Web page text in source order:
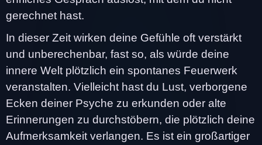
gerechnet hast.
In dieser Zeit wirken deine Gefühle oft verstärkt
und unberechenbar, fast so, als würde deine
innere Welt plötzlich ein spontanes Feuerwerk
veranstalten. Vielleicht hast du Lust, verborgene
Ecken deiner Psyche zu erkunden oder alte
Erinnerungen zu durchstöbern, die plötzlich deine
Aufmerksamkeit verlangen. Es ist ein großartiger